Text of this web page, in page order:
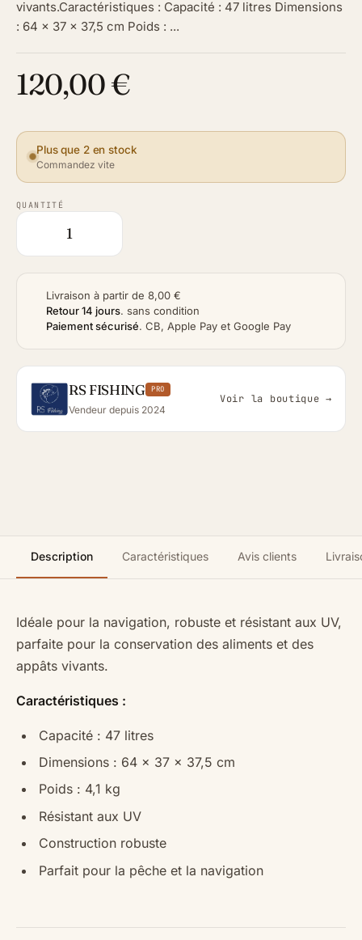
vivants.Caractéristiques : Capacité : 47 litres Dimensions
: 64 x 37 x 37,5 cm Poids : ...
120,00 €
Plus que 2 en stock
Commandez vite
QUANTITÉ
Livraison à partir de 8,00 €
Retour 14 jours. sans condition
Paiement sécurisé. CB, Apple Pay et Google Pay
RS FISHING PRO
Vendeur depuis 2024
Voir la boutique →
Description Caractéristiques Avis clients
Idéale pour la navigation, robuste et résistant aux UV,
parfaite pour la conservation des aliments et des
appâts vivants.
Caractéristiques :
Capacité : 47 litres
Dimensions : 64 x 37 x 37,5 cm
Poids : 4,1 kg
Résistant aux UV
Construction robuste
Parfait pour la pêche et la navigation